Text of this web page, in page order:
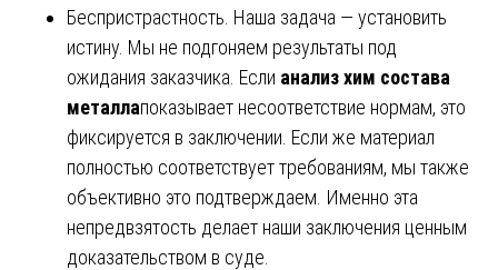
Беспристрастность. Наша задача — установить
истину. Мы не подгоняем результаты под
ожидания заказчика. Если анализ хим состава
металлапоказывает несоответствие нормам, это
фиксируется в заключении. Если же материал
полностью соответствует требованиям, мы также
объективно это подтверждаем. Именно эта
непредвзятость делает наши заключения ценным
доказательством в суде.